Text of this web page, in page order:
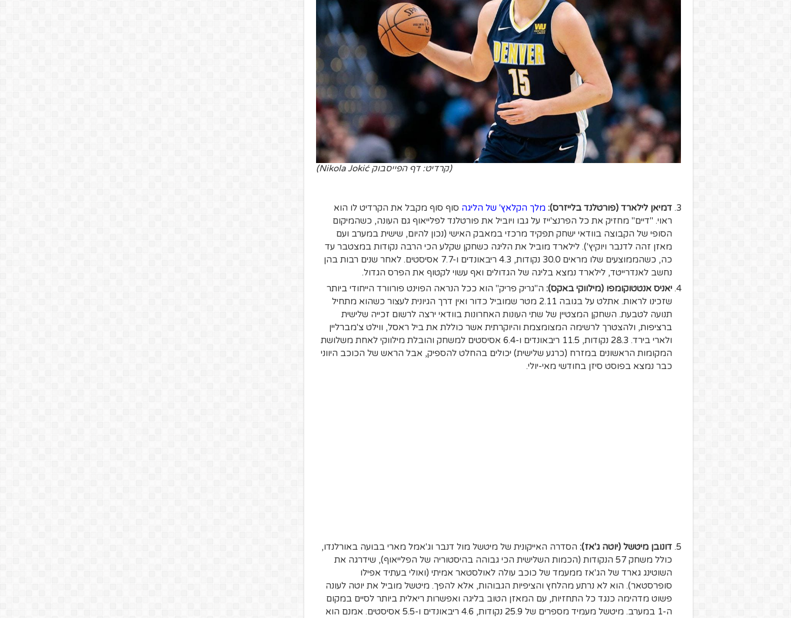
(קרדיט: דף הפייסבוק Nikola Jokić)
דמיאן לילארד (פורטלנד בלייזרס): מלך הקלאץ' של הליגה סוף סוף מקבל את הקרדיט לו הוא
ראוי. "דיים" מחזיק את כל הפרנצ'ייז על גבו ויוביל את פורטלנד לפלייאוף גם העונה, כשהמיקום
הסופי של הקבוצה בוודאי ישחק תפקיד מרכזי במאבק האישי (נכון להיום, שישית במערב ועם
מאזן זהה לדנבר ויוקיץ'). לילארד מוביל את הליגה כשחקן שקלע הכי הרבה נקודות במצטבר עד
כה, כשהממוצעים שלו מראים 30.0 נקודות, 4.3 ריבאונדים ו-7.7 אסיסטים. לאחר שנים רבות בהן
נחשב לאנדרייטד, לילארד נמצא בליגה של הגדולים ואף עשוי לקטוף את הפרס הגדול.
יאניס אנטטוקומפו (מילווקי באקס): ה"גריק פריק" הוא ככל הנראה הפוינט פורוורד הייחודי ביותר
שזכינו לראות. אתלט על בגובה 2.11 מטר שמוביל כדור ואין דרך הגיונית לעצור כשהוא מתחיל
תנועה לטבעת. השחקן המצטיין של שתי העונות האחרונות בוודאי ירצה לרשום זכייה שלישית
ברציפות, ולהצטרך לרשימה המצומצמת והיוקרתית אשר כוללת את ביל ראסל, ווילט צ'מברליין
ולארי בירד. 28.3 נקודות, 11.5 ריבאונדים ו-6.4 אסיסטים למשחק והובלת מילווקי לאחת משלושת
המקומות הראשונים במזרח (כרגע שלישית) יכולים בהחלט להספיק, אבל הראש של הכוכב היווני
כבר נמצא בפוסט סיזן בחודשי מאי-יולי.
דונובן מיטשל (יוטה ג'אז): הסדרה האייקונית של מיטשל מול דנבר וג'אמל מארי בבועה באורלנדו,
כולל משחק 57 הנקודות (הכמות השלישית הכי גבוהה בהיסטוריה של הפלייאוף), שידרגה את
השוטינג גארד של הג'אז ממעמד של כוכב עולה לאולסטאר אמיתי (ואולי בעתיד אפילו
סופרסטאר). הוא לא נרתע מהלחץ והציפיות הגבוהות, אלא להפך. מיטשל מוביל את יוטה לעונה
פשוט מדהימה כנגד כל התחזיות, עם המאזן הטוב בליגה ואפשרות ריאלית ביותר לסיים במקום
ה-1 במערב. מיטשל מעמיד מספרים של 25.9 נקודות, 4.6 ריבאונדים ו-5.5 אסיסטים. אמנם הוא